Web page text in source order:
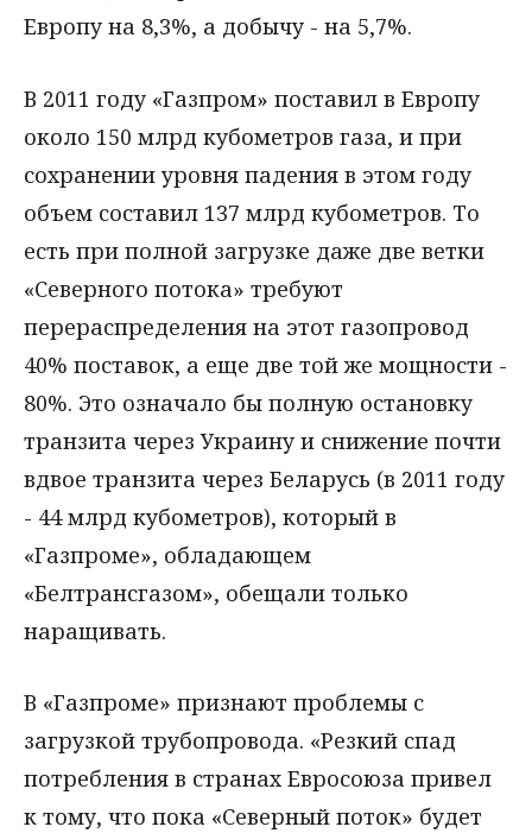
Европу на 8,3%, а добычу - на 5,7%.
В 2011 году «Газпром» поставил в Европу
около 150 млрд кубометров газа, и при
сохранении уровня падения в этом году
объем составил 137 млрд кубометров. То
есть при полной загрузке даже две ветки
«Северного потока» требуют
перераспределения на этот газопровод
40% поставок, а еще две той же мощности -
80%. Это означало бы полную остановку
транзита через Украину и снижение почти
вдвое транзита через Беларусь (в 2011 году
- 44 млрд кубометров), который в
«Газпроме», обладающем
«Белтрансгазом», обещали только
наращивать.
В «Газпроме» признают проблемы с
загрузкой трубопровода. «Резкий спад
потребления в странах Евросоюза привел
к тому, что пока «Северный поток» будет